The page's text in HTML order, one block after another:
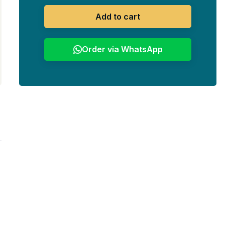
Add to cart
Order via WhatsApp